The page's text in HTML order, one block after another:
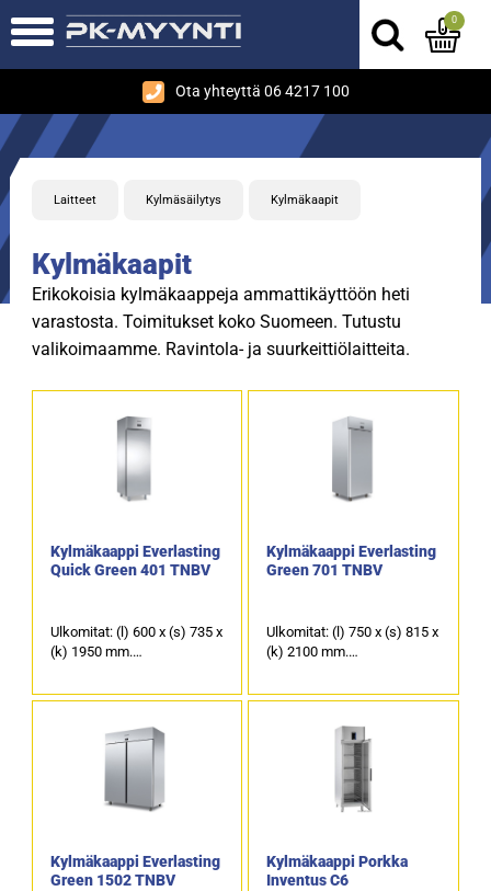
Ota yhteyttä 06 4217 100
0
Laitteet Kylmäsäilytys Kylmäkaapit
Kylmäkaapit
Erikokoisia kylmäkaappeja ammattikäyttöön heti
varastosta. Toimitukset koko Suomeen. Tutustu
valikoimaamme. Ravintola- ja suurkeittiölaitteita.
Kylmäkaappi Everlasting
Quick Green 401 TNBV
Ulkomitat: (l) 600 x (s) 735 x
(k) 1950 mm.
Ulko- ja sisäpinta:
Kylmäkaappi Everlasting
Green 701 TNBV
Ulkomitat: (l) 750 x (s) 815 x
(k) 2100 mm.
Tilavuus: 625 litraa.
ruostumaton teräs AISI 304.
Kylmäkaappi Everlasting
Green 1502 TNBV
Kylmäkaappi Porkka
Inventus C6